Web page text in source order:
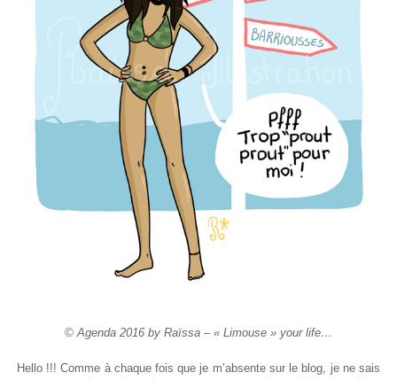
© Agenda 2016 by Raïssa – « Limouse » your life…
Hello !!! Comme à chaque fois que je m’absente sur le blog, je ne sais